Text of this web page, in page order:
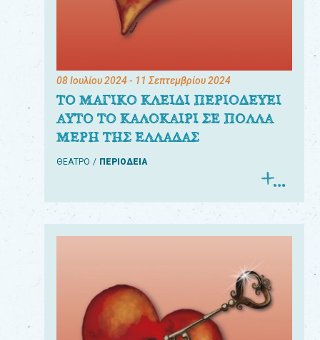
08 Ιουλίου 2024- 11 Σεπτεμβρίου 2024
ΤΟ ΜΑΓΙΚΟ ΚΛΕΙΔΙ ΠΕΡΙΟΔΕΥΕΙ
ΑΥΤΟ ΤΟ ΚΑΛΟΚΑΙΡΙ ΣΕ ΠΟΛΛΑ
ΜΕΡΗ ΤΗΣ ΕΛΛΑΔΑΣ
ΘΕΑΤΡΟ ΠΕΡΙΟΔΕΙΑ